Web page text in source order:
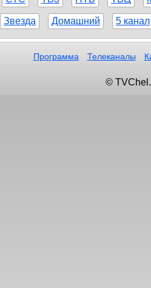
Звезда Домашний 5 канал
Программа Телеканалы
©